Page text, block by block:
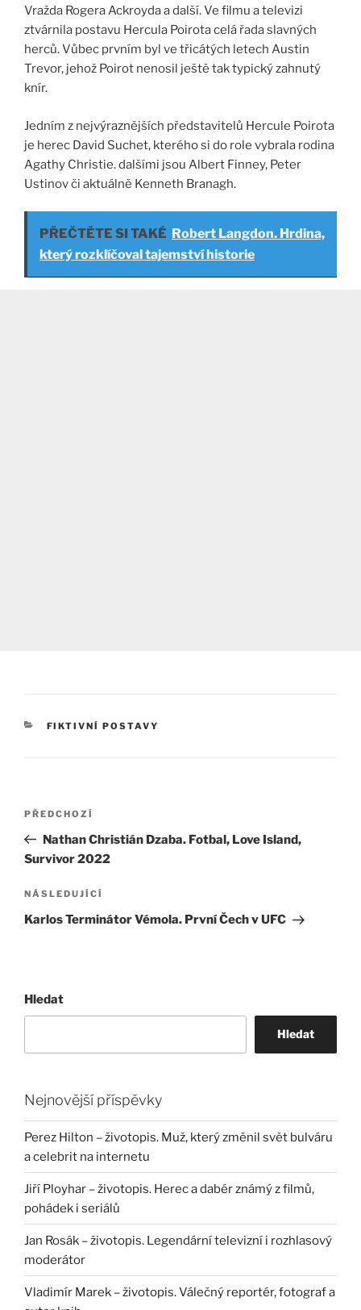
Vražda Rogera Ackroyda a další. Ve filmu a televizi
ztvárnila postavu Hercula Poirota celá řada slavných
herců. Vůbec prvním byl ve třicátých letech Austin
Trevor, jehož Poirot nenosil ještě tak typický zahnutý
knír.
Jedním z nejvýraznějších představitelů Hercule Poirota
je herec David Suchet, kterého si do role vybrala rodina
Agathy Christie. dalšími jsou Albert Finney, Peter
Ustinov či aktuálně Kenneth Branagh.
PŘEČTĚTE SI TAKÉ Robert Langdon. Hrdina,
který rozklíčoval tajemství historie
RUBRIKY
FIKTIVNÍ POSTAVY
Navigace
příspěvek
Předchozí
příspěvek
PŘEDCHOZÍ
Nathan Christián Dzaba. Fotbal, Love Island,
Survivor 2022
Následující
příspěvek
NÁSLEDUJÍCÍ
Karlos Terminátor Vémola. První Čech v UFC
Hledat
Hledat
Nejnovější příspěvky
Perez Hilton – životopis. Muž, který změnil svět bulváru
a celebrit na internetu
Jiří Ployhar – životopis. Herec a dabér známý z filmů,
pohádek i seriálů
Jan Rosák – životopis. Legendární televizní i rozhlasový
moderátor
Vladimír Marek – životopis. Válečný reportér, fotograf a